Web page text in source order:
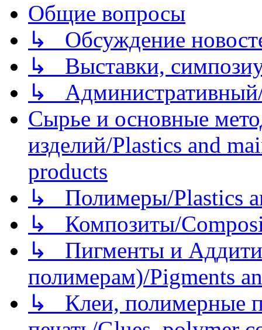
Общие вопросы
↳ Обсуждение
↳ Выставки,
↳
Сырье и основные
изделий/Plastics and
products
↳ Полимеры/Plastics
↳ Композиты/
↳ Пигменты и
полимерам)/Pigments
↳ Клеи, полимерные